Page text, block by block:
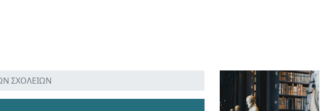
ΣΧΟΛΕΙΩΝ